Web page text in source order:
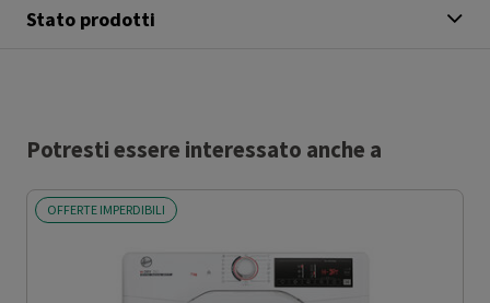
Stato prodotti
Potresti essere interessato anche a
OFFERTE IMPERDIBILI